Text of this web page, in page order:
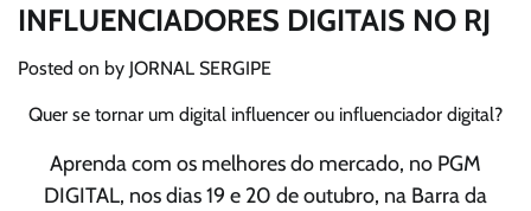
INFLUENCIADORES DIGITAIS NO RJ
Posted on by JORNAL SERGIPE
Quer se tornar um digital influencer ou influenciador digital?
Aprenda com os melhores do mercado, no PGM
DIGITAL, nos dias 19 e 20 de outubro, na Barra da